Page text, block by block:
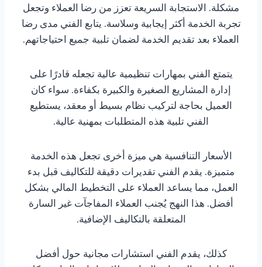
مشكلة. الاستجابة السريعة تعزز من رضا العملاء وتجعل
تجربة الخدمة أكثر إيجابية وسلاسة. يتابع الفني مدى رضا
العملاء بعد تقديم الخدمة لضمان تلبية جميع احتياجاتهم.
يتمتع الفني بمهارات تنظيمية عالية تجعله قادرًا على
إدارة المشاريع الصغيرة والكبيرة بكفاءة. سواء كان
العميل بحاجة لتركيب نظام بسيط أو معقد، يستطيع
الفني تلبية هذه المتطلبات بمهنية عالية.
الأسعار التنافسية هي ميزة أخرى تجعل هذه الخدمة
متميزة. يقدم الفني تقديرات دقيقة للتكاليف قبل بدء
العمل، مما يساعد العملاء على التخطيط المالي بشكل
أفضل. هذا النهج يُجنب العملاء المفاجآت غير السارة
المتعلقة بالتكاليف الإضافية.
كذلك، يقدم الفني استشارات مجانية حول أفضل